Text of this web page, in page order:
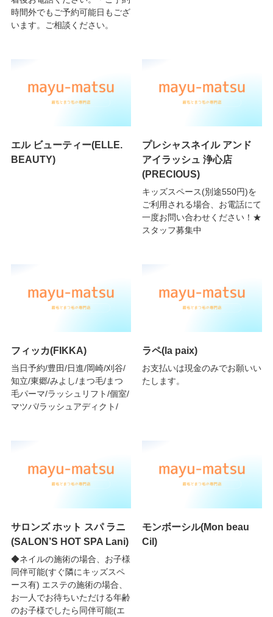
時間外でもご予約可能日もござ
います。ご相談ください。
エル ビューティー(ELLE.
BEAUTY)
プレシャスネイル アンド
アイラッシュ 浄心店
(PRECIOUS)
キッズスペース(別途550円)を
ご利用される場合、お電話にて
一度お問い合わせください！★
スタッフ募集中
フィッカ(FIKKA)
当日予約/豊田/日進/岡崎/刈谷/
知立/東郷/みよし/まつ毛/まつ
毛パーマ/ラッシュリフト/個室/
マツパ/ラッシュアディクト/
ラペ(la paix)
お支払いは現金のみでお願いい
たします。
サロンズ ホット スパ ラニ
(SALON’S HOT SPA Lani)
◆ネイルの施術の場合、お子様
同伴可能(すぐ隣にキッズスペ
ース有) エステの施術の場合、
お一人でお待ちいただける年齢
のお子様でしたら同伴可能(エ
モンボーシル(Mon beau
Cil)